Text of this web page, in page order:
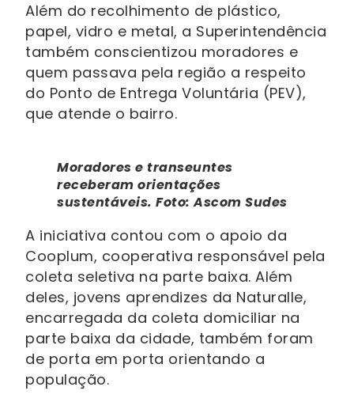
Além do recolhimento de plástico,
papel, vidro e metal, a Superintendência
também conscientizou moradores e
quem passava pela região a respeito
do Ponto de Entrega Voluntária (PEV),
que atende o bairro.
Moradores e transeuntes
receberam orientações
sustentáveis. Foto: Ascom Sudes
A iniciativa contou com o apoio da
Cooplum, cooperativa responsável pela
coleta seletiva na parte baixa. Além
deles, jovens aprendizes da Naturalle,
encarregada da coleta domiciliar na
parte baixa da cidade, também foram
de porta em porta orientando a
população.